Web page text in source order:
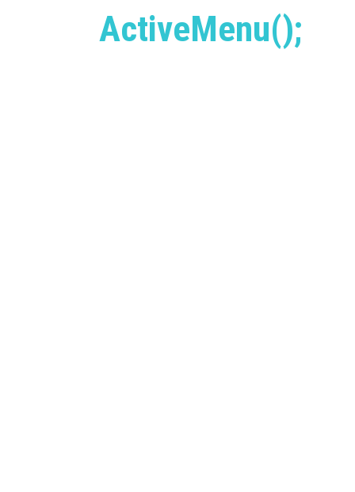
ActiveMenu();